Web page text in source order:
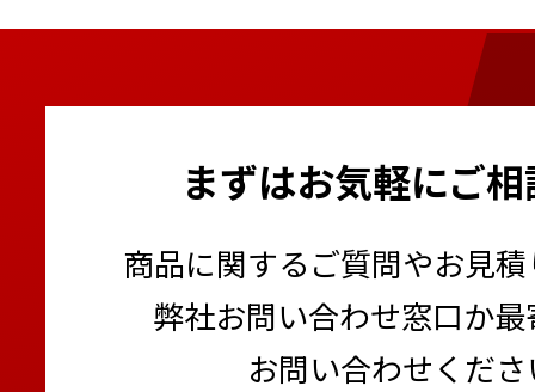
まずはお気軽にご
商品に関するご質問やお見
弊社お問い合わせ窓口か
お問い合わせくだ